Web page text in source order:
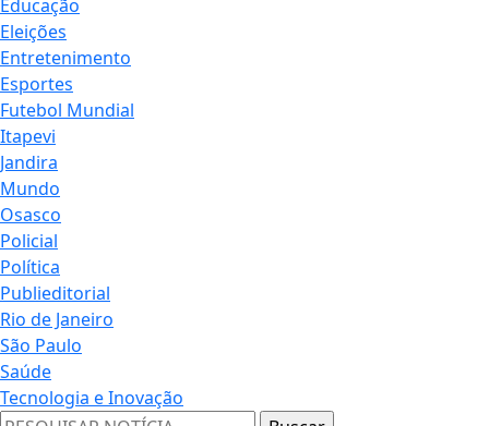
Educação
Eleições
Entretenimento
Esportes
Futebol Mundial
Itapevi
Jandira
Mundo
Osasco
Policial
Política
Publieditorial
Rio de Janeiro
São Paulo
Saúde
Tecnologia e Inovação